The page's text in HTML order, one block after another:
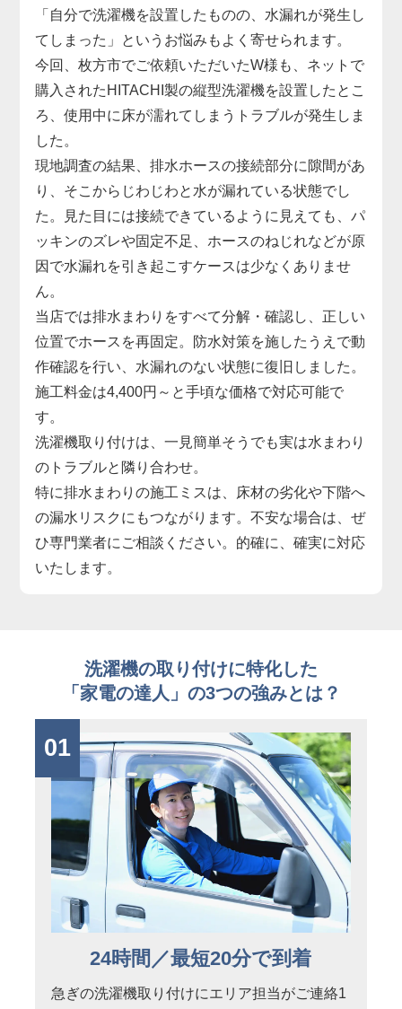
しています。
洗濯機取り付けは、本体だけでなく「設置環境に合
った付属品の選定」がとても重要です。特に中古品
の場合、部品の欠品や劣化があることも多いため、
専門業者による現地対応でスムーズに解決するのが
安心です。お困りの際はぜひお気軽にご相談くださ
い。
「自分で洗濯機を設置したものの、水漏れが発生し
てしまった」というお悩みもよく寄せられます。
今回、枚方市でご依頼いただいたW様も、ネットで
購入されたHITACHI製の縦型洗濯機を設置したとこ
ろ、使用中に床が濡れてしまうトラブルが発生しま
した。
現地調査の結果、排水ホースの接続部分に隙間があ
り、そこからじわじわと水が漏れている状態でし
た。見た目には接続できているように見えても、パ
ッキンのズレや固定不足、ホースのねじれなどが原
因で水漏れを引き起こすケースは少なくありませ
ん。
当店では排水まわりをすべて分解・確認し、正しい
位置でホースを再固定。防水対策を施したうえで動
作確認を行い、水漏れのない状態に復旧しました。
施工料金は4,400円～と手頃な価格で対応可能で
す。
洗濯機取り付けは、一見簡単そうでも実は水まわり
のトラブルと隣り合わせ。
特に排水まわりの施工ミスは、床材の劣化や下階へ
の漏水リスクにもつながります。不安な場合は、ぜ
ひ専門業者にご相談ください。的確に、確実に対応
いたします。
洗濯機の取り付けに特化した
「家電の達人」の3つの強みとは？
01
24時間／最短20分で到着
急ぎの洗濯機取り付けにエリア担当がご連絡1